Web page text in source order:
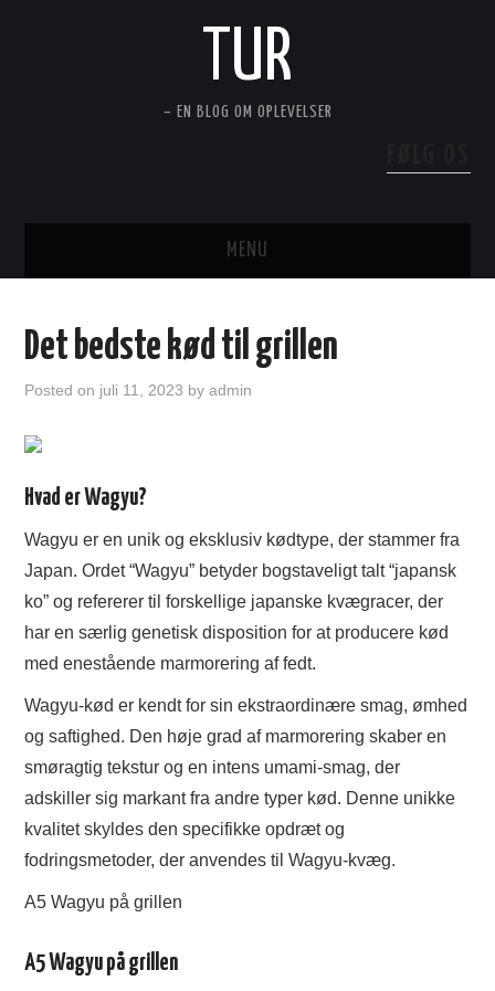
TUR
– EN BLOG OM OPLEVELSER
MENU
HUS OG HAVE
TØJ OG MODE
ANNONCERING
Det bedste kød til grillen
Posted on juli 11, 2023 byadmin
Hvad er Wagyu?
Wagyu er en unik og eksklusiv kødtype, der stammer fra
Japan. Ordet “Wagyu” betyder bogstaveligt talt “japansk
ko” og refererer til forskellige japanske kvægracer, der
har en særlig genetisk disposition for at producere kød
med enestående marmorering af fedt.
Wagyu-kød er kendt for sin ekstraordinære smag, ømhed
og saftighed. Den høje grad af marmorering skaber en
smøragtig tekstur og en intens umami-smag, der
adskiller sig markant fra andre typer kød. Denne unikke
kvalitet skyldes den specifikke opdræt og
fodringsmetoder, der anvendes til Wagyu-kvæg.
A5 Wagyu på grillen
A5 Wagyu på grillen